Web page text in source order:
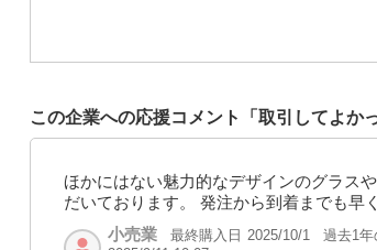
この企業への応援コメント「取引してよか
ほかにはない魅力的なデザインのグラス
だいております。 発注から到着までも早
小売業
最終購入日 2025/10/1 過去1年